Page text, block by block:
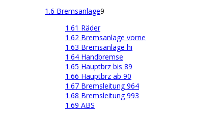
1.6 Bremsanlage9
1.61 Räder
1.62 Bremsanlage vorne
1.63 Bremsanlage hi
1.64 Handbremse
1.65 Hauptbrz bis 89
1.66 Hauptbrz ab 90
1.67 Bremsleitung 964
1.68 Bremsleitung 993
1.69 ABS